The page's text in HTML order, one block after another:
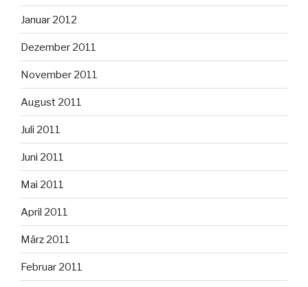
Januar 2012
Dezember 2011
November 2011
August 2011
Juli 2011
Juni 2011
Mai 2011
April 2011
März 2011
Februar 2011